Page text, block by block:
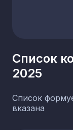
Севастополь
Список
2025
Список
вказана